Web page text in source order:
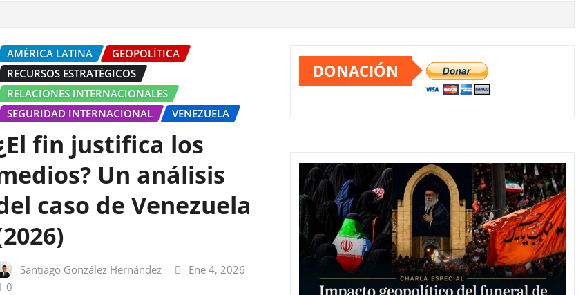
AMÉRICA LATINA
GEOPOLÍTICA
RECURSOS ESTRATÉGICOS
RELACIONES INTERNACIONALES
SEGURIDAD INTERNACIONAL
VENEZUELA
fin justifica los
Un análisis
caso de Venezuela
Santiago González Hernández
Ene 4, 2026
0
DONACIÓN